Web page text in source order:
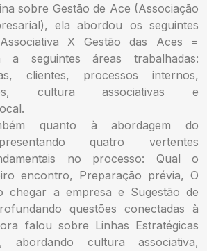
sobre Gestão de Ace (Associação
ela abordou os seguintes
X Gestão das Aces =
a seguintes áreas trabalhadas:
clientes, processos internos,
cultura associativas e
quanto à abordagem do
quatro vertentes
no processo: Qual o
encontro, Preparação prévia, O
chegar a empresa e Sugestão de
questões conectadas à
falou sobre Linhas Estratégicas
cultura associativa,